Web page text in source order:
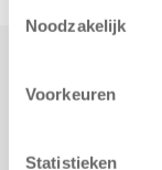
Noodzakelijk
Voorkeuren
Statistieken
Praktisch
Nieuws over Kids